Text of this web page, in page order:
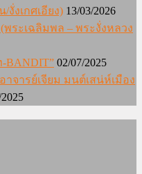
งั่งเกศเอียง) 13/03/2026
ระเฉลิมพล – พระงั่งหลวง
BANDIT” 02/07/2025
จารย์เจียม มนต์เสน่ห์เมือง